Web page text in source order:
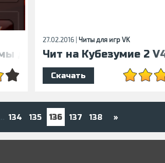
для VK
27.02.2016 | Читы для игр VK
Чит на Кубезумие 2
Скачать
134 135 136 137 138 »